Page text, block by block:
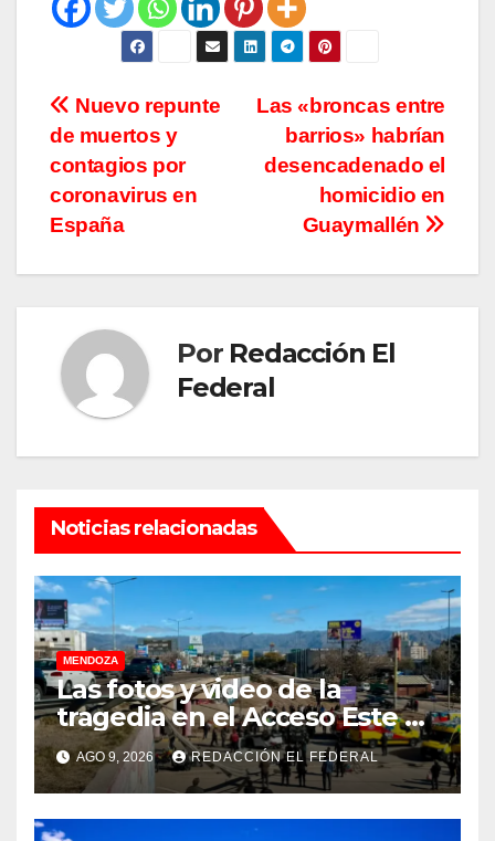
Navegación
de
entradas
Las «broncas entre
barrios» habrían
desencadenado el
homicidio en
Guaymallén
Nuevo repunte
de muertos y
contagios por
coronavirus en
España
Por Redacción El
Federal
Noticias relacionadas
MENDOZA
Las fotos y video de la
tragedia en el Acceso Este en
donde murió un padre de
familia
AGO 9, 2026 REDACCIÓN EL FEDERAL